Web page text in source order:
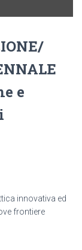
e
innovativa ed
frontiere